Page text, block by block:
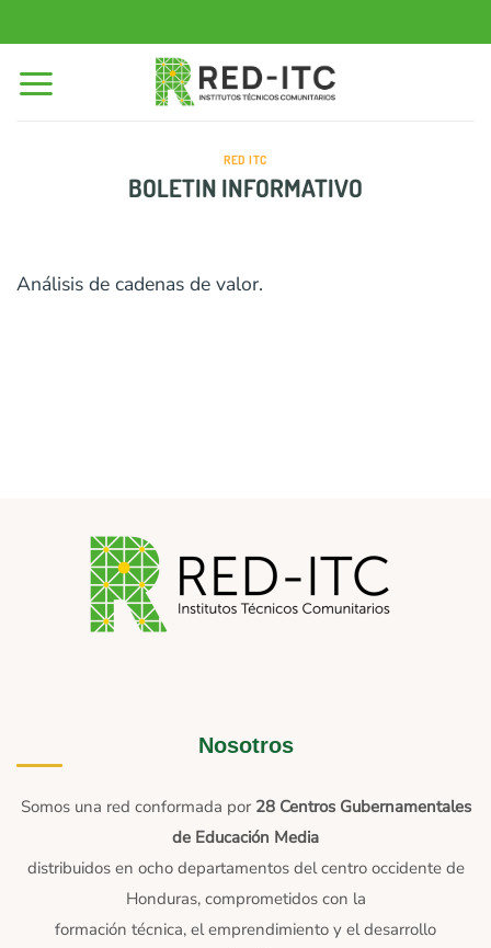
al
contenido
RED ITC
BOLETIN INFORMATIVO
Análisis de cadenas de valor.
Nosotros
Somos una red conformada por 28 Centros Gubernamentales
de Educación Media
distribuidos en ocho departamentos del centro occidente de
Honduras, comprometidos con la
formación técnica, el emprendimiento y el desarrollo